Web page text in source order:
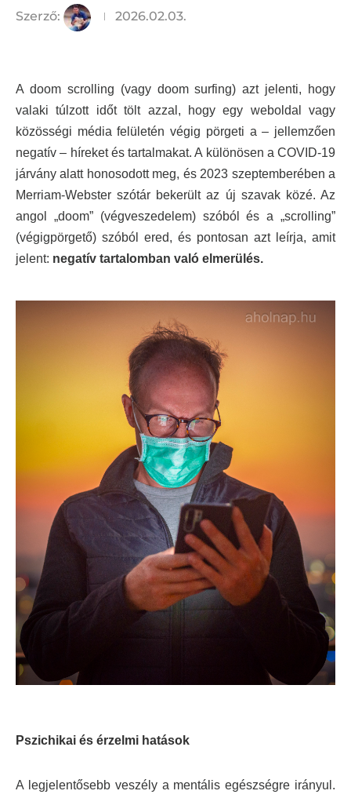
Szerző: 2026.02.03.
A doom scrolling (vagy doom surfing) azt jelenti, hogy
valaki túlzott időt tölt azzal, hogy egy weboldal vagy
közösségi média felületén végig pörgeti a – jellemzően
negatív – híreket és tartalmakat. A különösen a COVID-19
járvány alatt honosodott meg, és 2023 szeptemberében a
Merriam-Webster szótár bekerült az új szavak közé. Az
angol „doom” (végveszedelem) szóból és a „scrolling”
(végigpörgető) szóból ered, és pontosan azt leírja, amit
jelent: negatív tartalomban való elmerülés.
Pszichikai és érzelmi hatások
A legjelentősebb veszély a mentális egészségre irányul.